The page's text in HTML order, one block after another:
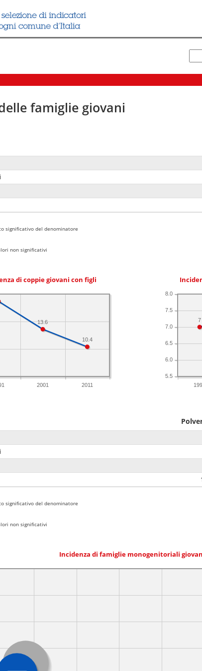
famiglie giovani
significativo del denominatore
non significativi
di coppie giovani con figli
2001 2011
10.4
13.6
5.5
6.0
6.5
7.0
7.5
8.0
7
significativo del denominatore
non significativi
Incidenza di famiglie monogenitoriali